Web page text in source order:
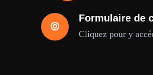
Formulaire de
Cliquez pour y